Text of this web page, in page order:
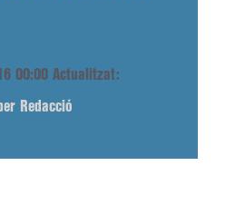
00:00 Actualitzat:
Redacció